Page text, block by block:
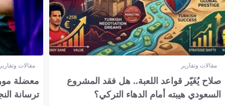
مقالات وتقارير
صلاح يُغَيّر قواعد اللعبة.. هل فقد المشروع
السعودي هيبته أمام الدهاء التركي؟
مقالات
معضلة
ترسانة